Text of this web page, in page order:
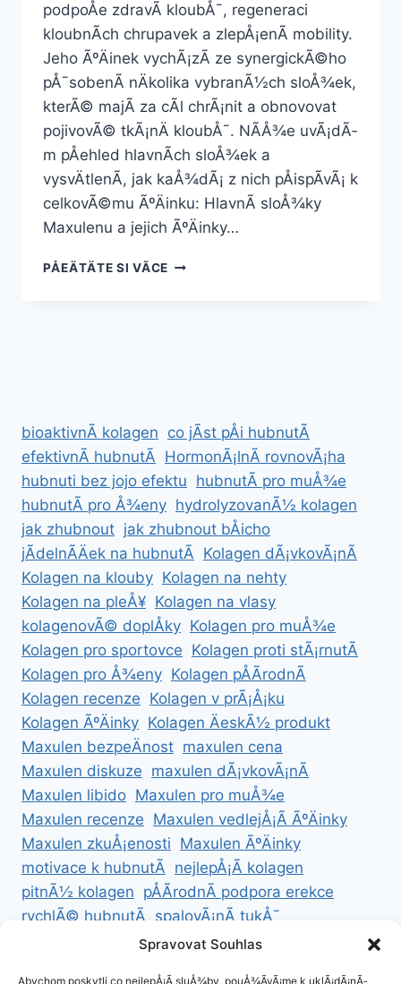
podpoÅe zdravÃ­ kloubÅ¯, regeneraci
kloubnÃ­ch chrupavek a zlepÅ¡enÃ­ mobility.
Jeho ÃºÄinek vychÃ¡zÃ­ ze synergickÃ©ho
pÅ¯sobenÃ­ nÄkolika vybranÃ½ch sloÅ¾ek,
kterÃ© majÃ­ za cÃ­l chrÃ¡nit a obnovovat
pojivovÃ© tkÃ¡nÄ kloubÅ¯. NÃ­Å¾e uvÃ¡dÃ­
m pÅehled hlavnÃ­ch sloÅ¾ek a
vysvÄtlenÃ­, jak kaÅ¾dÃ¡ z nich pÅispÃ­vÃ¡ k
celkovÃ©mu ÃºÄinku: HlavnÃ­ sloÅ¾ky
Maxulenu a jejich ÃºÄinky…
PÅEÄTÄTE SI VÃ­CEMAXULEN
bioaktivnÃ­ kolagen co jÃ­st pÅi hubnutÃ­
efektivnÃ­ hubnutÃ­ HormonÃ¡lnÃ­ rovnovÃ¡ha
hubnuti bez jojo efektu hubnutÃ­ pro muÅ¾e
hubnutÃ­ pro Å¾eny hydrolyzovanÃ½ kolagen
jak zhubnout jak zhubnout bÅicho
jÃ­delnÃ­Äek na hubnutÃ­ Kolagen dÃ¡vkovÃ¡nÃ­
Kolagen na klouby Kolagen na nehty
Kolagen na pleÅ¥ Kolagen na vlasy
kolagenovÃ© doplÅky Kolagen pro muÅ¾e
Kolagen pro sportovce Kolagen proti stÃ¡rnutÃ­
Kolagen pro Å¾eny Kolagen pÅÃ­rodnÃ­
Kolagen recenze Kolagen v prÃ¡Å¡ku
Kolagen ÃºÄinky Kolagen ÄeskÃ½ produkt
Maxulen bezpeÄnost maxulen cena
Maxulen diskuze maxulen dÃ¡vkovÃ¡nÃ­
Maxulen libido Maxulen pro muÅ¾e
Maxulen recenze Maxulen vedlejÅ¡Ã­ ÃºÄinky
Maxulen zkuÅ¡enosti Maxulen ÃºÄinky
motivace k hubnutÃ­ nejlepÅ¡Ã­ kolagen
pitnÃ½ kolagen pÅÃ­rodnÃ­ podpora erekce
rychlÃ© hubnutÃ­ spalovÃ¡nÃ­ tukÅ¯
ZdravÃ© hubnutÃ­ ZdravÃ© recepty na hubnutÃ­
Spravovat Souhlas
Abychom poskytli co nejlepÅ¡Ã­ sluÅ¾by, pouÅ¾Ã­vÃ¡me k uklÃ¡dÃ¡nÃ­